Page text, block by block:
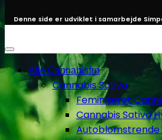
Denne side er udviklet i samarbejde
Alle Cannabisfrø
Cannabis Sativa
Feminiseret
Cannabis Sativa
Autoblomstrende